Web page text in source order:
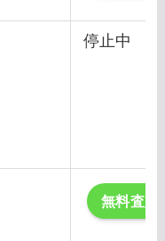
停止中
無料査定